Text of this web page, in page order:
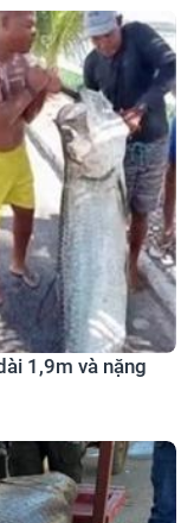
1,9m và nặng